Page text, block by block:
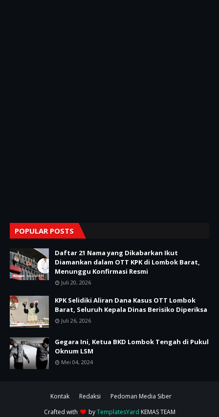
POPULAR POSTS
Daftar 21 Nama yang Dikabarkan Ikut
Diamankan dalam OTT KPK di Lombok Barat,
Menunggu Konfirmasi Resmi
Juli 20, 2026
KPK Selidiki Aliran Dana Kasus OTT Lombok
Barat, Seluruh Kepala Dinas Berisiko Diperiksa
Juli 26, 2026
Gegara Ini, Ketua BKD Lombok Tengah di Pukul
Oknum LSM
Mei 04, 2024
Kontak Redaksi
Pedoman Media Siber
Crafted with
byTemplatesYard KEMAS TEAM